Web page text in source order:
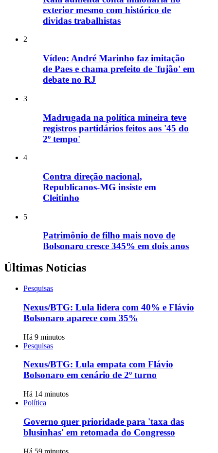
exterior mesmo com histórico de
dividas trabalhistas
2
Vídeo: André Marinho faz imitação
de Paes e chama prefeito de 'fujão' em
debate no RJ
3
Madrugada na política mineira teve
registros partidários feitos aos '45 do
2º tempo'
4
Contra direção nacional,
Republicanos-MG insiste em
Cleitinho
5
Patrimônio de filho mais novo de
Bolsonaro cresce 345% em dois anos
Últimas Notícias
Pesquisas
Nexus/BTG: Lula lidera com 40% e Flávio
Bolsonaro aparece com 35%
Há 9 minutos
Pesquisas
Nexus/BTG: Lula empata com Flávio
Bolsonaro em cenário de 2º turno
Há 14 minutos
Política
Governo quer prioridade para 'taxa das
blusinhas' em retomada do Congresso
Há 59 minutos